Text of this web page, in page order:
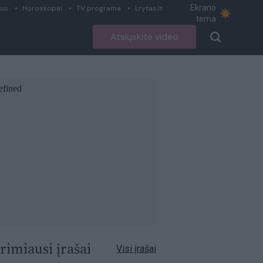
Horoskopai TV programa Lrytas.lt
Ekrano
tema
Atsiųskite video
įrašai Visi įrašai